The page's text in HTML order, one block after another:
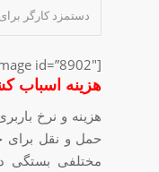
دستمزد کارگر
[ux_image id=”8902″]
هزینه
هزینه و نرخ
حمل و نقل برای
مختلفی بستگی